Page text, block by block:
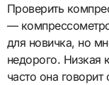
Проверить
—
для новичка, но
недорого. Низкая
часто она